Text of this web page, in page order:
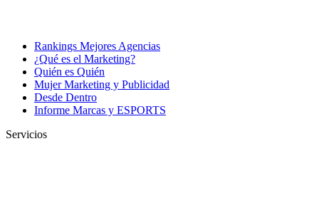
Rankings Mejores Agencias
¿Qué es el Marketing?
Quién es Quién
Mujer Marketing y Publicidad
Desde Dentro
Informe Marcas y ESPORTS
Servicios